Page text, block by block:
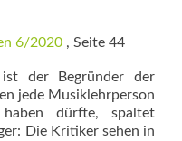
6/2020 , Seite 44
ist der Begründer der
jede Musiklehrperson
dürfte, spaltet
Die Kritiker sehen in